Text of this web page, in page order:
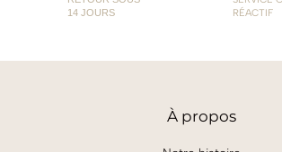
14 JOURS
RÉACTIF
Àpropos